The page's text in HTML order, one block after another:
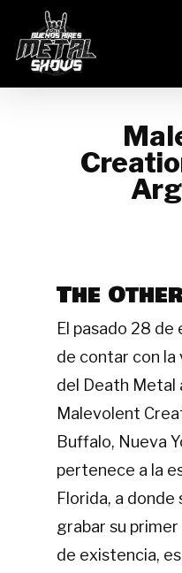
main
The
El pasado 28
de contar con la
del Death Metal
Malevolent
Buffalo, Nueva
pertenece a la
Florida, a
grabar su
de existencia,